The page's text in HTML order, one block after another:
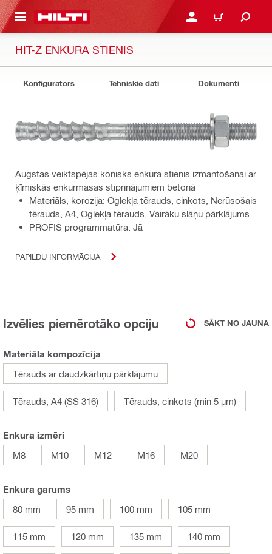
SATURU PIESLĒGTIES VAI
IEPIRKŠANĀS
HIT-Z ENKURA STIENIS
Konfigurators Tehniskie dati Dokumenti
Augstas veiktspējas konisks enkura stienis izmantošanai ar
ķīmiskās enkurmasas stiprinājumiem betonā
Materiāls, korozija: Oglekļa tērauds, cinkots, Nerūsošais
tērauds, A4, Oglekļa tērauds, Vairāku slāņu pārklājums
PROFIS programmatūra: Jā
PAPILDU INFORMĀCIJA
Izvēlies piemērotāko opciju SĀKT NO JAUNA
Materiāla kompozīcija
Tērauds ar daudzkārtiņu pārklājumu
Tērauds, A4 (SS 316) Tērauds, cinkots (min 5 µm)
Enkura izmēri
M8
M10 M12 M16 M20
Enkura garums
80 mm
95 mm 100 mm 105 mm
115 mm 120 mm 135 mm 140 mm